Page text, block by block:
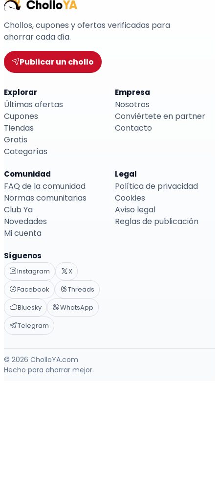
Chollos, cupones y ofertas verificadas para
ahorrar cada día.
Publicar un chollo
Explorar
Últimas ofertas
Cupones
Tiendas
Gratis
Categorías
Empresa
Nosotros
Conviértete en partner
Contacto
Comunidad
FAQ de la comunidad
Normas comunitarias
Club Ya
Novedades
Mi cuenta
Legal
Política de privacidad
Cookies
Aviso legal
Reglas de publicación
Síguenos
Instagram
X
Facebook
Threads
Bluesky
WhatsApp
Telegram
© 2026 CholloYA.com
Hecho para ahorrar mejor.